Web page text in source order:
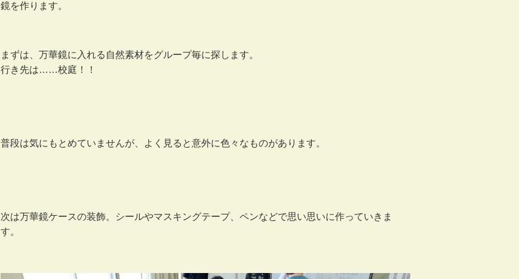
鏡を作ります。
まずは、万華鏡に入れる自然素材をグループ毎に探します。
行き先は……校庭！！
普段は気にもとめていませんが、よく見ると意外に色々なものがあります。
次は万華鏡ケースの装飾。シールやマスキングテープ、ペンなどで思い思いに作っていきま
す。